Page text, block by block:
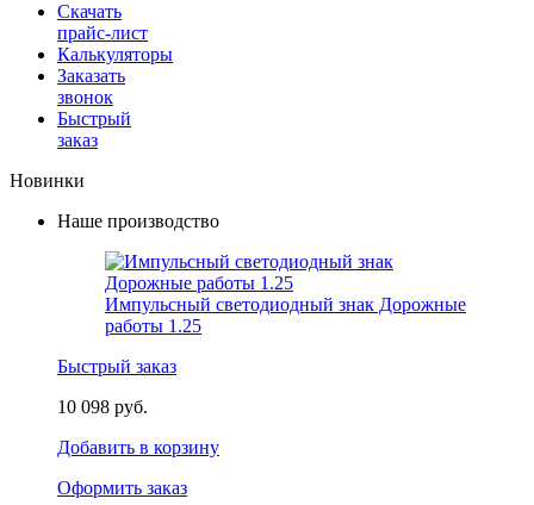
Скачать
прайс-лист
Калькуляторы
Заказать
звонок
Быстрый
заказ
Новинки
Наше производство
Импульсный светодиодный знак Дорожные
работы 1.25
Быстрый заказ
10 098 руб.
Добавить в корзину
Оформить заказ